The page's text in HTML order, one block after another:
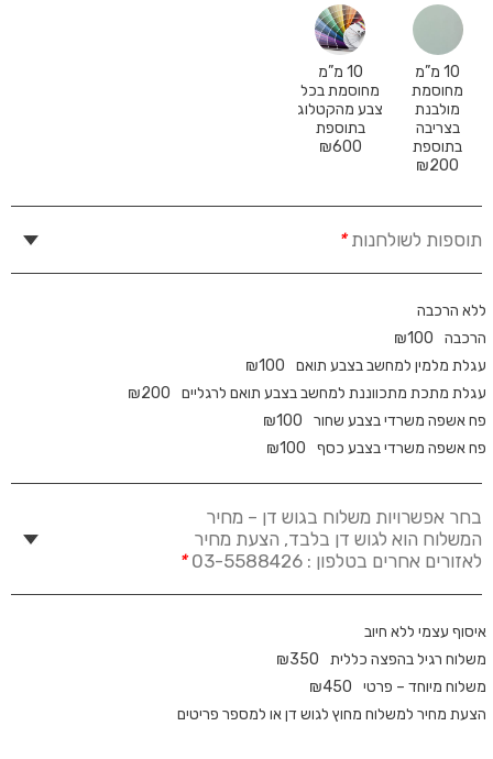
10 מ”מ
מחוסמת
מולבנת
בצריבה
בתוספת
₪200
10 מ”מ
מחוסמת בכל
צבע מהקטלוג
בתוספת
₪600
תוספות לשולחנות*
ללא הרכבה
הרכבה
₪100
עגלת מלמין למחשב בצבע תואם
₪100
עגלת מתכת מתכווננת למחשב בצבע תואם לרגליים
₪200
פח אשפה משרדי בצבע שחור
₪100
פח אשפה משרדי בצבע כסף
₪100
בחר אפשרויות משלוח בגוש דן – מחיר
המשלוח הוא לגוש דן בלבד, הצעת מחיר
לאזורים אחרים בטלפון : 03-5588426
*
איסוף עצמי ללא חיוב
משלוח רגיל בהפצה כללית
₪350
משלוח מיוחד – פרטי
₪450
הצעת מחיר למשלוח מחוץ לגוש דן או למספר פריטים